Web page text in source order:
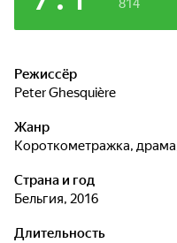
814
Режиссёр
Peter Ghesquière
Жанр
короткометражка,
Страна и год
Бельгия, 2016
Длительность